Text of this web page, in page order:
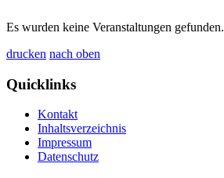
Es wurden keine Veranstaltungen gefunden.
drucken nach oben
Quicklinks
Kontakt
Inhaltsverzeichnis
Impressum
Datenschutz